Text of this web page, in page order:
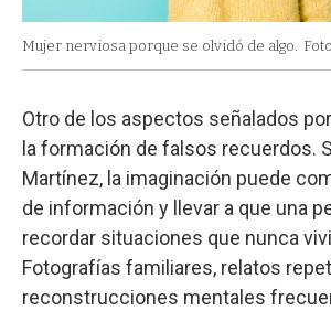
Mujer nerviosa porque se olvidó de algo.
Otro de los aspectos señalados
la formación de falsos recuerdos.
Martínez, la imaginación puede
de información y llevar a que una
recordar situaciones que nunca
Fotografías familiares, relatos
reconstrucciones mentales